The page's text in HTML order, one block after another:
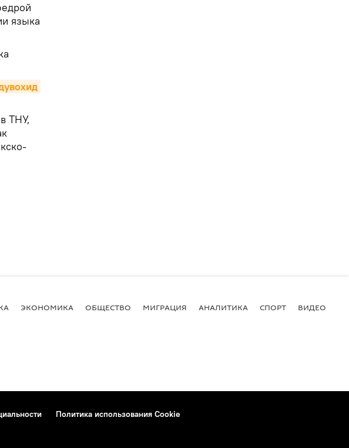
языка
ТНУ,
ЭКОНОМИКА ОБЩЕСТВО МИГРАЦИЯ АНАЛИТИКА СПОРТ ВИДЕО
Политика использования Cookie